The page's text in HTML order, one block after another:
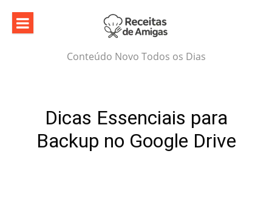
content
Conteúdo Novo Todos os Dias
Dicas Essenciais para
Backup no Google Drive